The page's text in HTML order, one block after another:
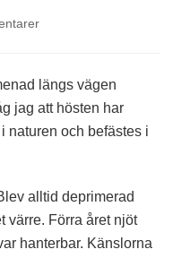
till
här
längs vägen
jag att hösten har
naturen och befästes i
alltid deprimerad
värre. Förra året njöt
hanterbar. Känslorna